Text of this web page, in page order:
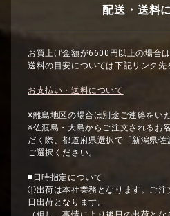
配送・送料
お買上げ金額が6600円以上の場合
送料の目安については下記リンク先
お支払い・送料について
※離島地区の場合は別途ご連絡をい
※佐渡島・大島からご注文されるお
だく際、都道府県選択で「新潟県
ご選択ください。
■日時指定について
①出荷は本社業務となります。ご注
日出荷となります。